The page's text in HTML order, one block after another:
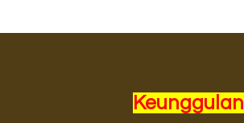
Keunggulan